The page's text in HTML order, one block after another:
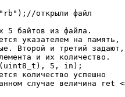
//открыли файл
5 байтов из файла .
тся указателем на память ,
е . Второй и третий задают ,
емента и их количество .
(uint8_t), 5, in);
тся количество успешно
нном случае величина ret